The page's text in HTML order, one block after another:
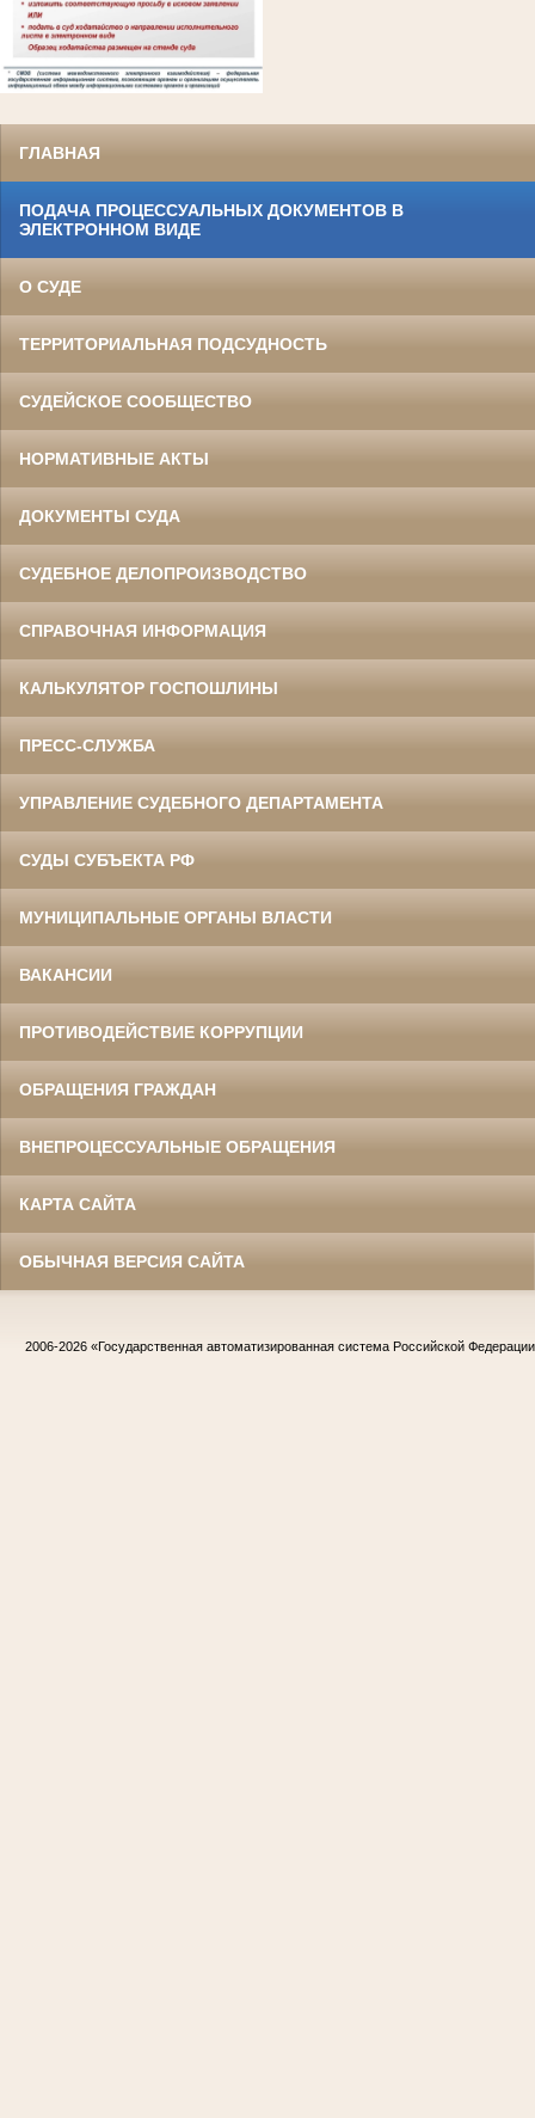
ГЛАВНАЯ
ПОДАЧА ПРОЦЕССУАЛЬНЫХ ДОКУМЕНТОВ В
ЭЛЕКТРОННОМ ВИДЕ
О СУДЕ
ТЕРРИТОРИАЛЬНАЯ ПОДСУДНОСТЬ
СУДЕЙСКОЕ СООБЩЕСТВО
НОРМАТИВНЫЕ АКТЫ
ДОКУМЕНТЫ СУДА
СУДЕБНОЕ ДЕЛОПРОИЗВОДСТВО
СПРАВОЧНАЯ ИНФОРМАЦИЯ
КАЛЬКУЛЯТОР ГОСПОШЛИНЫ
ПРЕСС-СЛУЖБА
УПРАВЛЕНИЕ СУДЕБНОГО ДЕПАРТАМЕНТА
СУДЫ СУБЪЕКТА РФ
МУНИЦИПАЛЬНЫЕ ОРГАНЫ ВЛАСТИ
ВАКАНСИИ
ПРОТИВОДЕЙСТВИЕ КОРРУПЦИИ
ОБРАЩЕНИЯ ГРАЖДАН
ВНЕПРОЦЕССУАЛЬНЫЕ ОБРАЩЕНИЯ
КАРТА САЙТА
ОБЫЧНАЯ ВЕРСИЯ САЙТА
2006-2026 «Государственная автоматизированная система Российской